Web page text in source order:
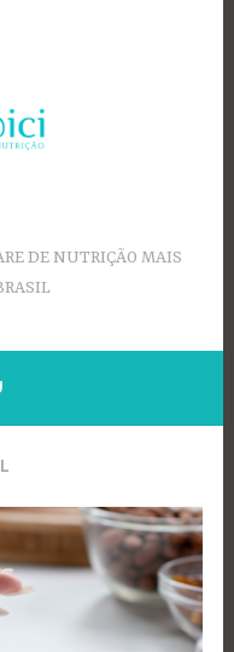
DE NUTRIÇÃO MAIS